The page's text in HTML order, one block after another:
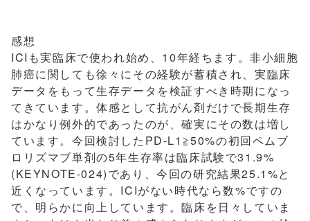
感想
ICIも実臨床で使われ始め、10年経ちます。非小細胞
肺癌に関しても徐々にその経験が蓄積され、実臨床
データをもって生存データを検証すべき時期になっ
てきています。体感として抗がん剤だけで長期生存
はかなり例外的であったのが、確実にその数は増し
ています。今回検討したPD-L1≧50%の初回ペムブ
ロリズマブ単剤の5年生存率は臨床試験で31.9%
(KEYNOTE-024)であり、今回の研究結果25.1%と
近くなっています。ICIがない時代なら数%ですの
で、明らかに向上しています。臨床を日々していま